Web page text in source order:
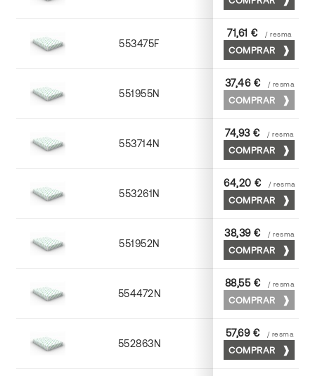
553475F 75 x 53
71,61 € / resma
COMPRAR
551955N 52 x 70
37,46 € / resma
COMPRAR
553714N 72 x 102
74,93 € / resma
COMPRAR
553261N 63 x 88
64,20 € / resma
COMPRAR
551952N 52 x 70
38,39 € / resma
COMPRAR
554472N 70 x 100
88,55 € / resma
COMPRAR
552863N 63 x 88
57,69 € / resma
COMPRAR